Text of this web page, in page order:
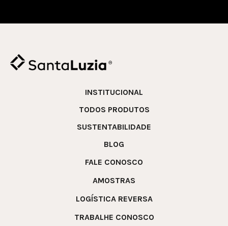
INSTITUCIONAL
TODOS PRODUTOS
SUSTENTABILIDADE
BLOG
FALE CONOSCO
AMOSTRAS
LOGÍSTICA REVERSA
TRABALHE CONOSCO